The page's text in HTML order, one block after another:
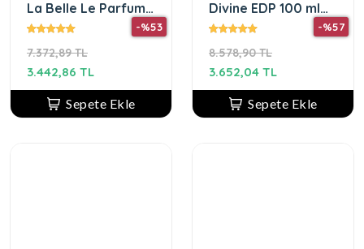
La Belle Le Parfum
Edp 100 Ml
7.372,89 TL
-%53
3.442,86 TL
Sepete Ekle
Divine EDP 100 ml
Kadın Parfüm
8.578,90 TL
-%57
3.652,04 TL
Sepete Ekle